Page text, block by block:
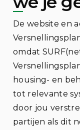
De website en
omdat
housing- en
tot relevante
door jou
partijen als dit